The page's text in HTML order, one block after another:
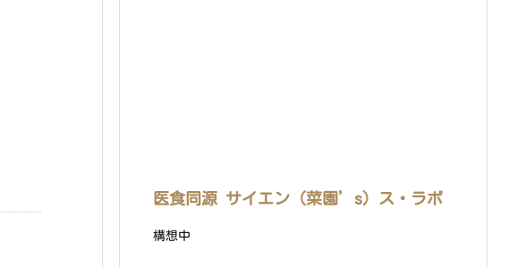
医食同源 サイエン（菜園’s）ス・ラボ
構想中